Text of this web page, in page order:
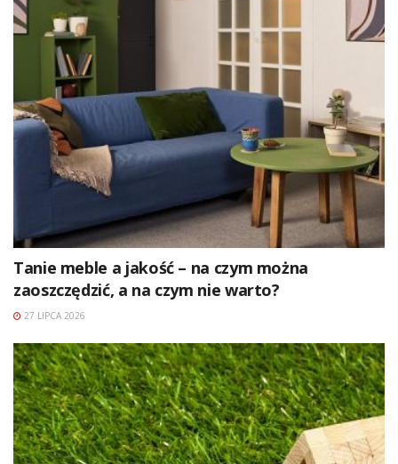
Tanie meble a jakość – na czym można
zaoszczędzić, a na czym nie warto?
27 LIPCA 2026